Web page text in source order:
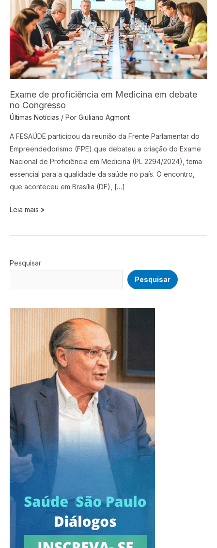
Exame de proficiência em Medicina em debate
no Congresso
Últimas Notícias / Por Giuliano Agmont
A FESAÚDE participou da reunião da Frente Parlamentar do
Empreendedorismo (FPE) que debateu a criação do Exame
Nacional de Proficiência em Medicina (PL 2294/2024), tema
essencial para a qualidade da saúde no país. O encontro,
que aconteceu em Brasília (DF), […]
Medicina
em
debate
no
Congresso
Leia mais »
Pesquisar
Pesquisar